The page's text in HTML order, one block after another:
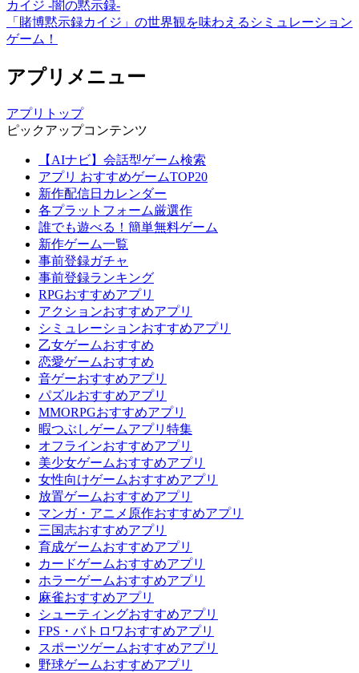
カイジ -闇の黙示録-
「賭博黙示録カイジ」の世界観を味わえるシミュレーション
ゲーム！
アプリメニュー
アプリトップ
ピックアップコンテンツ
【AIナビ】会話型ゲーム検索
アプリ おすすめゲームTOP20
新作配信日カレンダー
各プラットフォーム厳選作
誰でも遊べる！簡単無料ゲーム
新作ゲーム一覧
事前登録ガチャ
事前登録ランキング
RPGおすすめアプリ
アクションおすすめアプリ
シミュレーションおすすめアプリ
乙女ゲームおすすめ
恋愛ゲームおすすめ
音ゲーおすすめアプリ
パズルおすすめアプリ
MMORPGおすすめアプリ
暇つぶしゲームアプリ特集
オフラインおすすめアプリ
美少女ゲームおすすめアプリ
女性向けゲームおすすめアプリ
放置ゲームおすすめアプリ
マンガ・アニメ原作おすすめアプリ
三国志おすすめアプリ
育成ゲームおすすめアプリ
カードゲームおすすめアプリ
ホラーゲームおすすめアプリ
麻雀おすすめアプリ
シューティングおすすめアプリ
FPS・バトロワおすすめアプリ
スポーツゲームおすすめアプリ
野球ゲームおすすめアプリ